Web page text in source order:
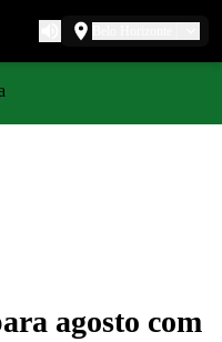
agosto com